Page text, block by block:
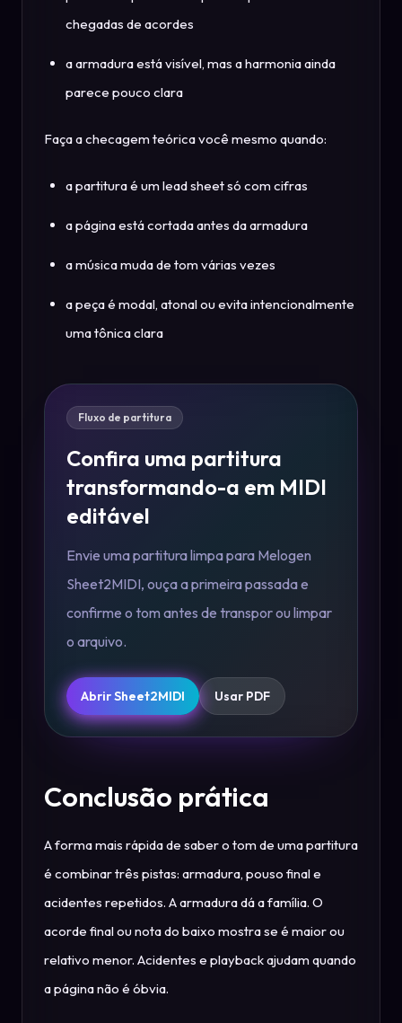
chegadas de acordes
a armadura está visível, mas a harmonia ainda
parece pouco clara
Faça a checagem teórica você mesmo quando:
a partitura é um lead sheet só com cifras
a página está cortada antes da armadura
a música muda de tom várias vezes
a peça é modal, atonal ou evita intencionalmente
uma tônica clara
Fluxo de partitura
Confira uma partitura
transformando-a em MIDI
editável
Envie uma partitura limpa para Melogen
Sheet2MIDI, ouça a primeira passada e
confirme o tom antes de transpor ou limpar
o arquivo.
Abrir Sheet2MIDI Usar PDF
Conclusão prática
A forma mais rápida de saber o tom de uma partitura
é combinar três pistas: armadura, pouso final e
acidentes repetidos. A armadura dá a família. O
acorde final ou nota do baixo mostra se é maior ou
relativo menor. Acidentes e playback ajudam quando
a página não é óbvia.